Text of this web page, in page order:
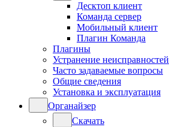
Десктоп клиент
Команда сервер
Мобильный клиент
Плагин Команда
Плагины
Устранение неисправностей
Часто задаваемые вопросы
Общие сведения
Установка и эксплуатация
Органайзер
Скачать